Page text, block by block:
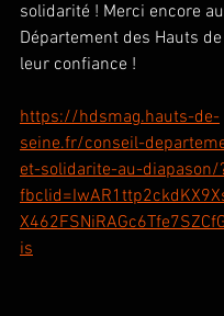
solidarité ! Merci encore
Département des Hauts
leur confiance !
https://hdsmag.hauts-de-
seine.fr/conseil-
et-solidarite-au-diapason/
is